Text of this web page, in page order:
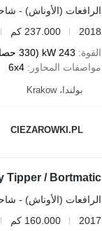
الرافعات (الأوناش) -
2018
237.000 كم
القوة
243 kW (330 حصان)
مواصفات المحاور
6x4
بولندا، Krakow
CIEZAROWKI.PL
Tipper / Bortmatic
الرافعات (الأوناش) -
2017
160.000 كم